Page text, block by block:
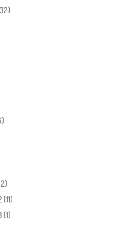
(11)
(1)